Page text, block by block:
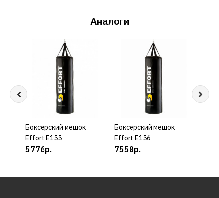
Аналоги
КУПИТЬ
Боксерский мешок
Effort E155
5776р.
КУПИТЬ
Боксерский мешок
Effort E156
7558р.